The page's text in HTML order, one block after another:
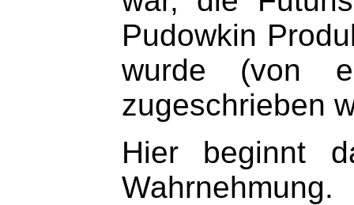
Pudowkin
wurde (von
zugeschrieben
Hier beginnt
Wahrnehmung.